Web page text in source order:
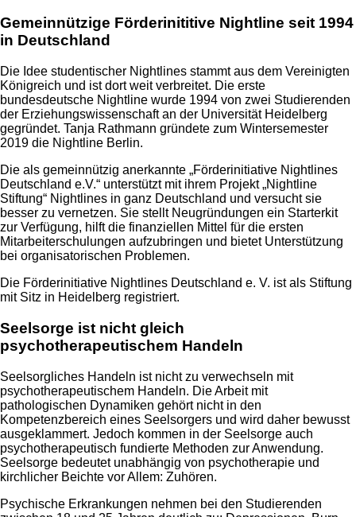
Gemeinnützige Förderinititive Nightline seit 1994
in Deutschland
Die Idee studentischer Nightlines stammt aus dem Vereinigten
Königreich und ist dort weit verbreitet. Die erste
bundesdeutsche Nightline wurde 1994 von zwei Studierenden
der Erziehungswissenschaft an der Universität Heidelberg
gegründet. Tanja Rathmann gründete zum Wintersemester
2019 die Nightline Berlin.
Die als gemeinnützig anerkannte „Förderinitiative Nightlines
Deutschland e.V.“ unterstützt mit ihrem Projekt „Nightline
Stiftung“ Nightlines in ganz Deutschland und versucht sie
besser zu vernetzen. Sie stellt Neugründungen ein Starterkit
zur Verfügung, hilft die finanziellen Mittel für die ersten
Mitarbeiterschulungen aufzubringen und bietet Unterstützung
bei organisatorischen Problemen.
Die Förderinitiative Nightlines Deutschland e. V. ist als Stiftung
mit Sitz in Heidelberg registriert.
Seelsorge ist nicht gleich
psychotherapeutischem Handeln
Seelsorgliches Handeln ist nicht zu verwechseln mit
psychotherapeutischem Handeln. Die Arbeit mit
pathologischen Dynamiken gehört nicht in den
Kompetenzbereich eines Seelsorgers und wird daher bewusst
ausgeklammert. Jedoch kommen in der Seelsorge auch
psychotherapeutisch fundierte Methoden zur Anwendung.
Seelsorge bedeutet unabhängig von psychotherapie und
kirchlicher Beichte vor Allem: Zuhören.
Psychische Erkrankungen nehmen bei den Studierenden